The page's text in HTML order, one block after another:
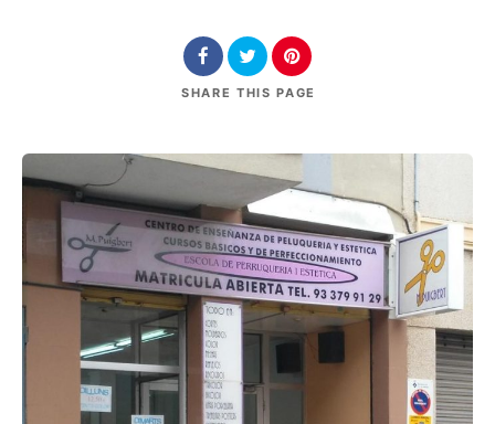
SHARE THIS PAGE